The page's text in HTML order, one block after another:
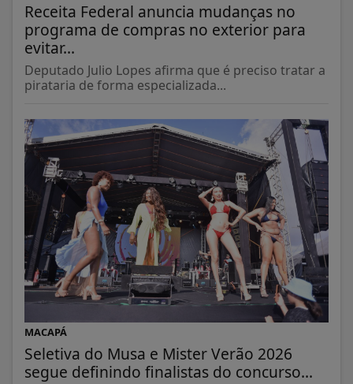
Receita Federal anuncia mudanças no
programa de compras no exterior para
evitar...
Deputado Julio Lopes afirma que é preciso tratar a
pirataria de forma especializada...
MACAPÁ
Seletiva do Musa e Mister Verão 2026
segue definindo finalistas do concurso...